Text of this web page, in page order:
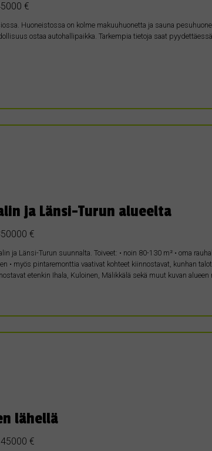
€
Huoneistossa on kolme makuuhuonetta ja sauna
ostaa autohallipaikka. Tarkempia tietoja saat pyydettäessä.
ja Länsi-Turun alueelta
€
ja Länsi-Turun suunnalta. Toiveet: • noin 80-130 m² • oma
• myös pintaremonttia vaativat kohteet kiinnostavat, kunhan
etenkin Ihala, Kuloinen, Mälikkälä sekä muut kuvan alueen
lähellä
€